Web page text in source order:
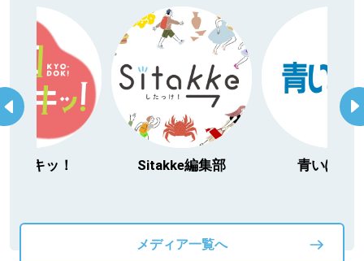
キッ！ Sitakke編集部 青いぽすと
メディア一覧へ